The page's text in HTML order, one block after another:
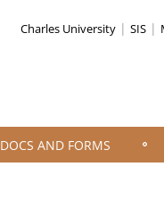
Charles University SIS
DOCS AND FORMS